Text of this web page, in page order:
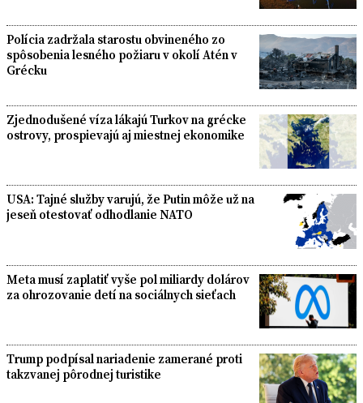
Polícia zadržala starostu obvineného zo
spôsobenia lesného požiaru v okolí Atén v
Grécku
Zjednodušené víza lákajú Turkov na grécke
ostrovy, prospievajú aj miestnej ekonomike
USA: Tajné služby varujú, že Putin môže už na
jeseň otestovať odhodlanie NATO
Meta musí zaplatiť vyše pol miliardy dolárov
za ohrozovanie detí na sociálnych sieťach
Trump podpísal nariadenie zamerané proti
takzvanej pôrodnej turistike